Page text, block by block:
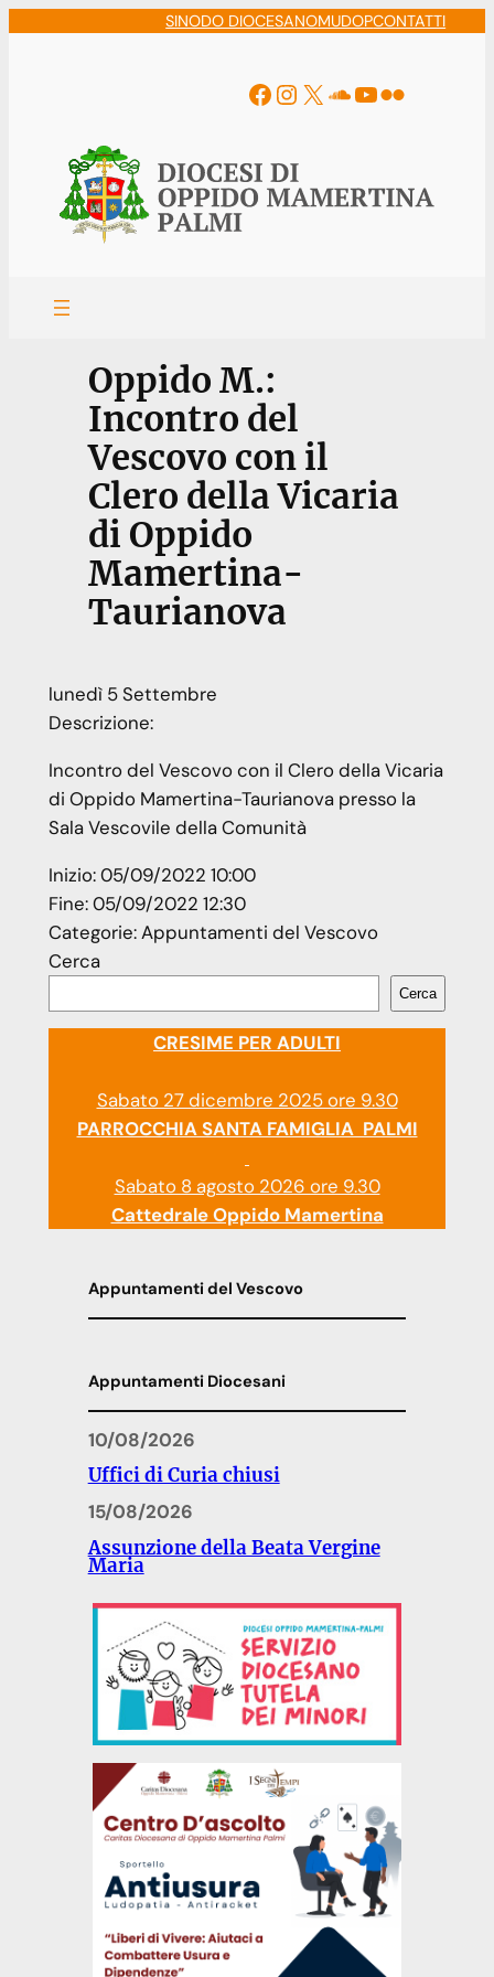
SINODO DIOCESANOMUDOPCONTATTI
Facebook
Instagram
X Soundcloud
YouTube
Flickr
Oppido M.:
Incontro del
Vescovo con il
Clero della Vicaria
di Oppido
Mamertina-
Taurianova
lunedì 5Settembre
Descrizione:
Incontro del Vescovo con il Clero della Vicaria
di Oppido Mamertina-Taurianova presso la
Sala Vescovile della Comunità
Inizio:05/09/2022 10:00
Fine:05/09/2022 12:30
Categorie:Appuntamenti del Vescovo
Cerca
Cerca
CRESIME PER ADULTI
Sabato 27 dicembre 2025 ore 9.30
PARROCCHIA SANTA FAMIGLIA PALMI
Sabato 8 agosto 2026 ore 9.30
Cattedrale Oppido Mamertina
Appuntamenti del Vescovo
Appuntamenti Diocesani
10/08/2026
Uffici di Curia chiusi
15/08/2026
Assunzione della Beata Vergine
Maria